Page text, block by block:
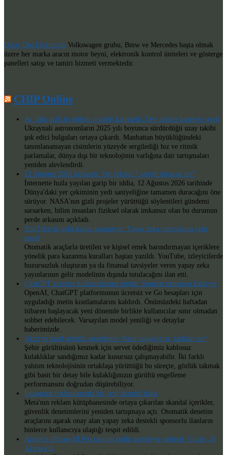
Detay Oto Elektronik Volkswagen grubu, Bmw ve Mercedes başta olmak
üzere her marka aracın motor beyni, elektronik kontrol üniteleri ve gösterge
panelleri satışı ve tamiri hizmeti vermektedir.
CHIP Online
Ay’daki gizli üs iddiası ortalığı karıştırdı: Dev diskler harekete geçti
Ukraynalı astronomların 2025 yılı boyunca sürdürdüğü uzay takibi
şok edici bulguları ortaya çıkardı. Manhattan büyüklüğündeki
tanımlanamayan cisimlerin yüzeyde sergilediği hız ve ritmik
parlamalar, dünya dışı bir teknolojinin varlığına dair tartışmaları
yeniden alevlendirdi.
12 Ağustos 2026 kehaneti: Yer çekimi 7 saniye duracak mı?
İnternette hızla yayılan garip bir iddia, 12 Ağustos 2026 tarihinde
Dünya'daki yer çekiminin yedi saniyeliğine tamamen duracağını öne
sürüyor. NASA'nın gizli projeler yürüttüğü söylentileri gündemi
sarsarken, bilim insanları fiziksel olarak imkansız olan bu durumun
perde arkasını açıkladı.
YouTube'da gelir kapısı kapanıyor: Yapay zeka videolarına yeni
engel
Otomatik araçlarla üretilen ve kişisel emek barındırmayan içeriklere
yönelik para kazanma kuralları baştan yazıldı. YouTube, izleyicilerde
huzursuzluk oluşturan ya da finansal tavsiyeler veren yapay zeka
yayınlarının gelir modelinin dışında tutulacağını ilan etti.
ChatGPT ücretsiz kullanıcılarına müjde: Sınırlar tamamen kalkıyor
OpenAI, ChatGPT platformunun ücretsiz ve Go hesapları için
uyguladığı metin kısıtlamalarını kaldırdı. Önümüzdeki haftadan
itibaren başlayacak yeni dönemle birlikte kullanıcılar sınır olmadan
sohbet edebilecek. Varsayılan model yeniliği ve detaylar
haberimizde.
Aktif ve pasif gürültü engelleme: Nasıl çalışıyorlar, farkları ne?
Şehir gürültüsünü kesmek için servet ödediğimiz kablosuz
kulaklıklar sandığımız kadar kusursuz çalışmayabilir. İki farklı
yalıtım teknolojisinin ortaklaşa yürüttüğü bu süreçte, gözlük takmak
gibi basit bir detay bile kulaklığınızın gürültü engelleme
performansını doğrudan düşürebiliyor.
Instagram reklamlarında bir yeni skandal daha
Meta'nın reklam kütüphanesinde ortaya çıkarılan skandal içerikler,
güvenlik denetimlerini yeniden tartışmaya açtı. Otomatik denetim
araçlarını aşarak onay alan yapay zeka destekli sponsorlu ilanların
binlerce kullanıcıya ulaştığı tespit edildi.
Apple'ın iPhone 18 Pro tanıtım tarihi neredeyse netleşti: Gözler 26
Ağustos'ta